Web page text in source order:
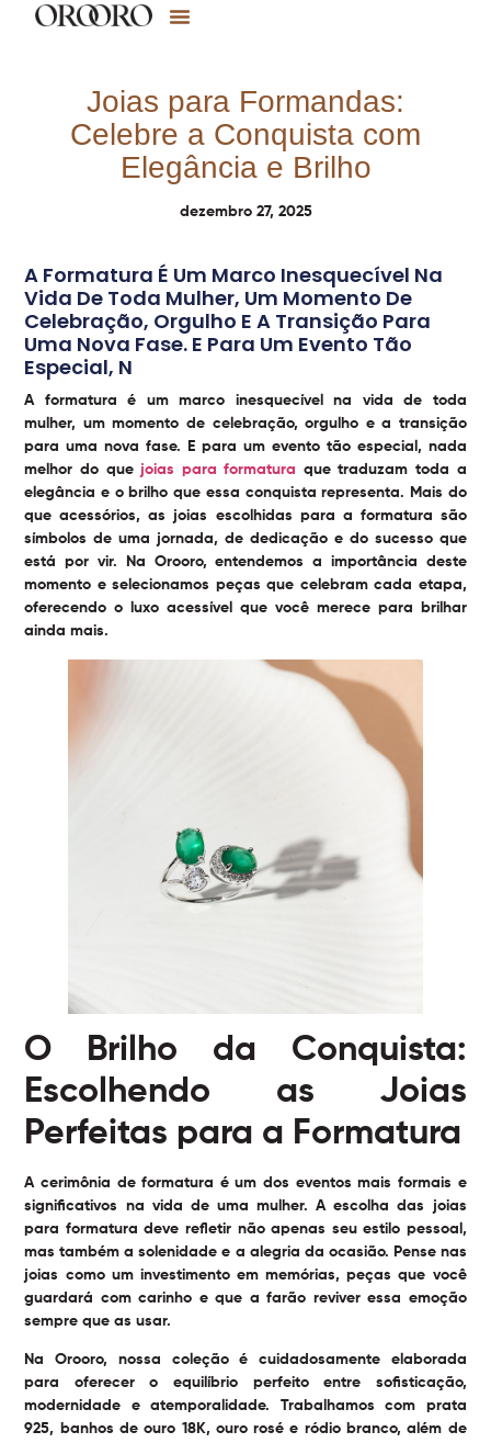
Joias para Formandas:
Celebre a Conquista com
Elegância e Brilho
dezembro 27, 2025
A Formatura É Um Marco Inesquecível Na
Vida De Toda Mulher, Um Momento De
Celebração, Orgulho E A Transição Para
Uma Nova Fase. E Para Um Evento Tão
Especial, N
A formatura é um marco inesquecível na vida de toda
mulher, um momento de celebração, orgulho e a transição
para uma nova fase. E para um evento tão especial, nada
melhor do que joias para formatura que traduzam toda a
elegância e o brilho que essa conquista representa. Mais do
que acessórios, as joias escolhidas para a formatura são
símbolos de uma jornada, de dedicação e do sucesso que
está por vir. Na Orooro, entendemos a importância deste
momento e selecionamos peças que celebram cada etapa,
oferecendo o luxo acessível que você merece para brilhar
ainda mais.
O Brilho da Conquista:
Escolhendo as Joias
Perfeitas para a Formatura
A cerimônia de formatura é um dos eventos mais formais e
significativos na vida de uma mulher. A escolha das joias
para formatura deve refletir não apenas seu estilo pessoal,
mas também a solenidade e a alegria da ocasião. Pense nas
joias como um investimento em memórias, peças que você
guardará com carinho e que a farão reviver essa emoção
sempre que as usar.
Na Orooro, nossa coleção é cuidadosamente elaborada
para oferecer o equilíbrio perfeito entre sofisticação,
modernidade e atemporalidade. Trabalhamos com prata
925, banhos de ouro 18K, ouro rosé e ródio branco, além de